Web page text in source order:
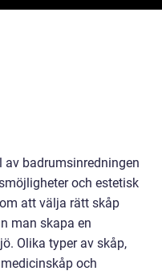
badrumsinredningen
och estetisk
att välja rätt skåp
man skapa en
Olika typer av skåp,
och